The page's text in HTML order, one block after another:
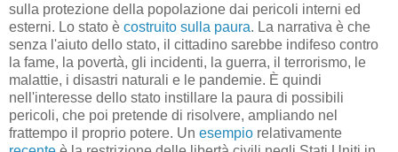
sulla protezione della popolazione dai pericoli interni ed
esterni. Lo stato è costruito sulla paura. La narrativa è che
senza l'aiuto dello stato, il cittadino sarebbe indifeso contro
la fame, la povertà, gli incidenti, la guerra, il terrorismo, le
malattie, i disastri naturali e le pandemie. È quindi
nell'interesse dello stato instillare la paura di possibili
pericoli, che poi pretende di risolvere, ampliando nel
frattempo il proprio potere. Un esempio relativamente